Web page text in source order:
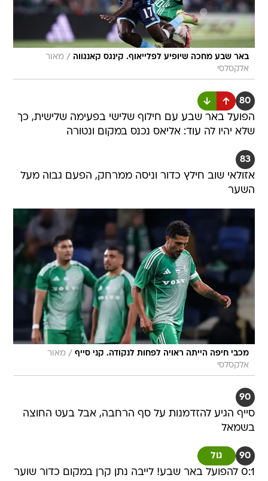
באר שבע מחכה שיופיע לפלייאוף. קינגס קאנגווה / מאור
אלקסלסי
80
הפועל באר שבע עם חילוף שלישי בפעימה שלישית, כך
שלא יהיו לה עוד: אליאס נכנס במקום ונטורה
83
אזולאי שוב חילץ כדור וניסה ממרחק, הפעם גבוה מעל
השער
מכבי חיפה הייתה ראויה לפחות לנקודה. קני סייף / מאור
אלקסלסי
90
סייף הגיע להזדמנות על סף הרחבה, אבל בעט החוצה
בשמאל
90 גול
0:1 להפועל באר שבע! לייבה נתן קרן במקום כדור שוער